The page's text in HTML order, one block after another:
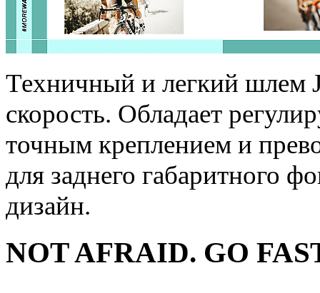
Техничный и легкий шлем
скорость. Обладает
точным креплением и
для заднего габаритного
дизайн.
NOT AFRAID. GO